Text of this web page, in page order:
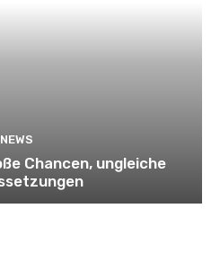
NEWS
Chancen, ungleiche